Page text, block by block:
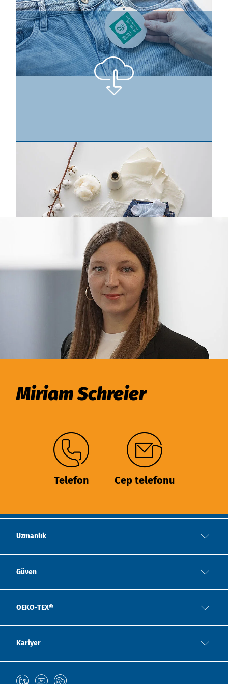
OEKO-TEX® ORGANIC COTTON
certificate can be used
for textile raw, intermediate and end products. ©
Miriam Schreier
Telefon Cep telefonu
Uzmanlık
Güven
OEKO-TEX®
Kariyer